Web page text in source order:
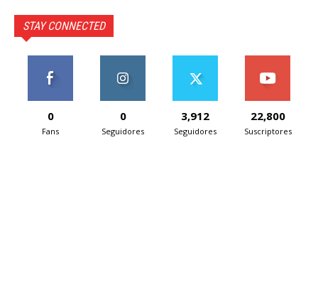
STAY CONNECTED
0
Fans
0
Seguidores
3,912
Seguidores
22,800
Suscriptores